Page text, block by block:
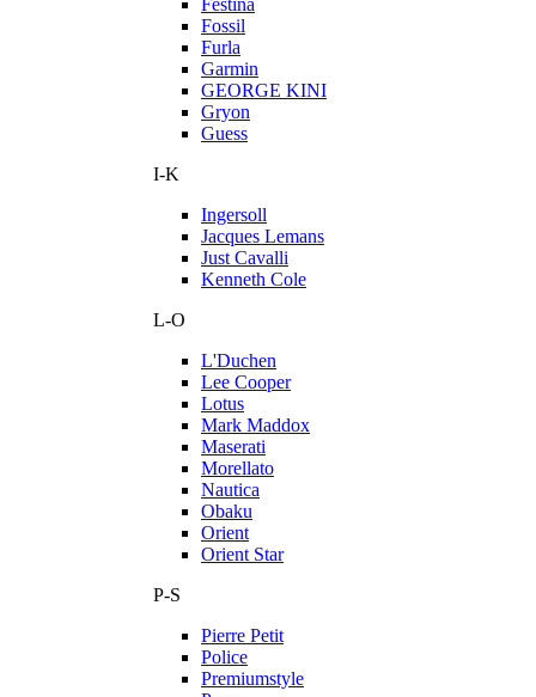
Festina
Fossil
Furla
Garmin
GEORGE KINI
Gryon
Guess
I-K
Ingersoll
Jacques Lemans
Just Cavalli
Kenneth Cole
L-O
L'Duchen
Lee Cooper
Lotus
Mark Maddox
Maserati
Morellato
Nautica
Obaku
Orient
Orient Star
P-S
Pierre Petit
Police
Premiumstyle